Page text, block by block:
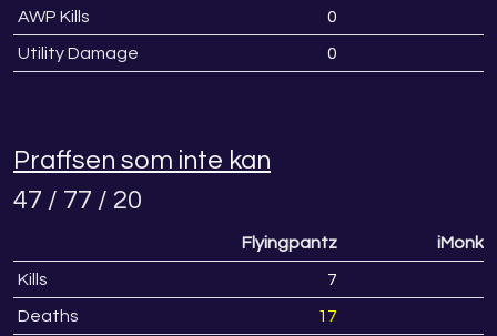
AWP Kills 0
Utility Damage 0
Praffsen som inte kan
47 / 77 / 20
Flyingpantz
Kills 7
Deaths 17